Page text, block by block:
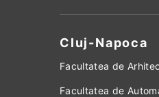
Cluj-Napoca
Facultatea de
Facultatea de